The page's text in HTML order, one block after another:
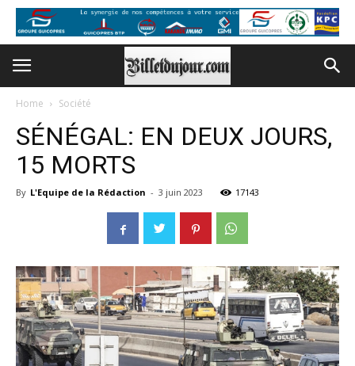
Home Société
SÉNÉGAL: EN DEUX JOURS,
15 MORTS
By L'Equipe de la Rédaction - 3 juin 2023 17143